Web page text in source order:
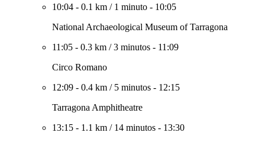
10:04 - 0.1 km / 1 minuto - 10:05
National Archaeological Museum of Tarragona
11:05 - 0.3 km /3 minutos - 11:09
Circo Romano
12:09 - 0.4 km / 5 minutos - 12:15
Tarragona Amphitheatre
13:15 - 1.1 km / 14 minutos - 13:30